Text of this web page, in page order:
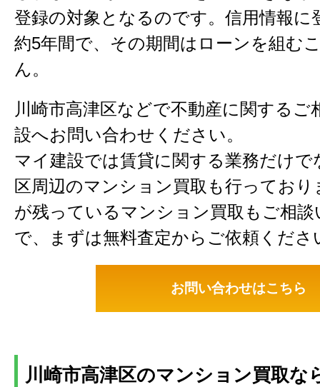
登録の対象となるのです。信用情報に
約5年間で、その期間はローンを組む
ん。
川崎市高津区などで不動産に関するご
設へお問い合わせください。
マイ建設では賃貸に関する業務だけで
区周辺のマンション買取も行ってお
が残っているマンション買取もご相
で、まずは無料査定からご依頼くださ
お問い合わせはこちら
川崎市高津区のマンション買取な